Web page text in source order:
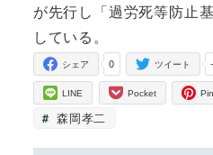
が先行し「過労死等防止
している。
0
シェア -
ツイート
LINE Pocket
森岡孝二